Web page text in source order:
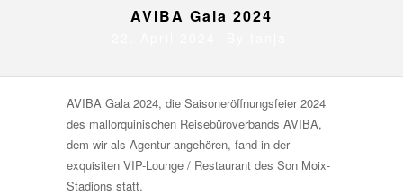
AVIBA Gala 2024
AVIBA Gala 2024, die Saisoneröffnungsfeier 2024
des mallorquinischen Reisebüroverbands AVIBA,
dem wir als Agentur angehören, fand in der
exquisiten VIP-Lounge / Restaurant des Son Moix-
Stadions statt.